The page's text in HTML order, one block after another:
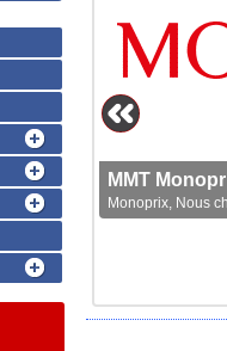
MMT
Monoprix, Nous